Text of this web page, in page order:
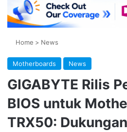
Home > News
Motherboards News
GIGABYTE Rilis
BIOS untuk
TRX50: